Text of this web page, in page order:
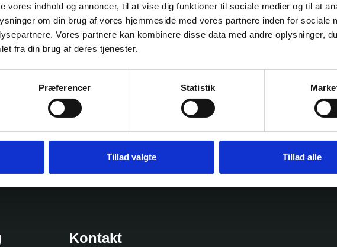
vores indhold og annoncer, til at vise dig funktioner til sociale medier og til at
om din brug af vores hjemmeside med vores partnere inden for sociale
Vores partnere kan kombinere disse data med andre oplysninger,
fra din brug af deres tjenester.
Præferencer Statistik
Tillad valgte Tillad alle
Send
Kontakt